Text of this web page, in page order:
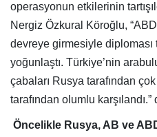
operasyonun etkilerinin
Nergiz Özkural Köroğlu,
devreye girmesiyle
yoğunlaştı. Türkiye’nin
çabaları Rusya tarafından
tarafından olumlu
Öncelikle Rusya, AB ve